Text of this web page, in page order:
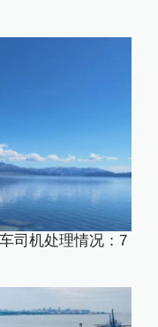
司机处理情况：7